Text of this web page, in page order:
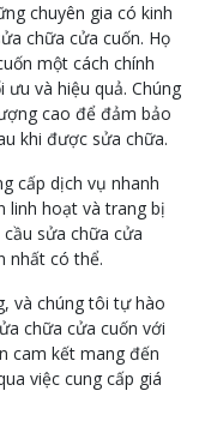
chuyên gia có kinh
chữa cửa cuốn. Họ
một cách chính
và hiệu quả. Chúng
cao để đảm bảo
khi được sửa chữa.
cấp dịch vụ nhanh
linh hoạt và trang bị
sửa chữa cửa
nhất có thể.
và chúng tôi tự hào
chữa cửa cuốn với
cam kết mang đến
việc cung cấp giá